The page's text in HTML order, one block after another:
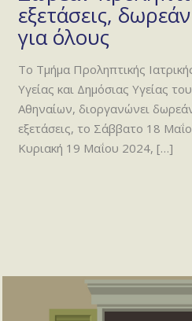
εξετάσεις,
για όλους
Το Τμήμα Προληπτικής
Υγείας και Δημόσιας Υγείας
Αθηναίων, διοργανώνει
εξετάσεις, το Σάββατο 18
Κυριακή 19 Μαΐου 2024, […]